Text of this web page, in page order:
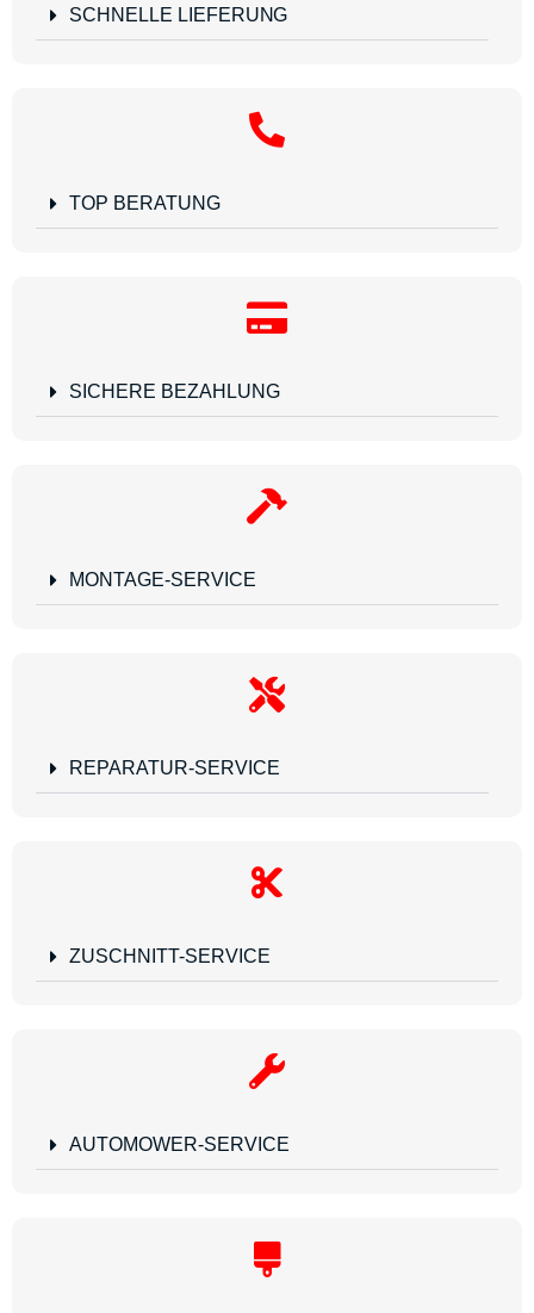
SCHNELLE LIEFERUNG
TOP BERATUNG
SICHERE BEZAHLUNG
MONTAGE-SERVICE
REPARATUR-SERVICE
ZUSCHNITT-SERVICE
AUTOMOWER-SERVICE